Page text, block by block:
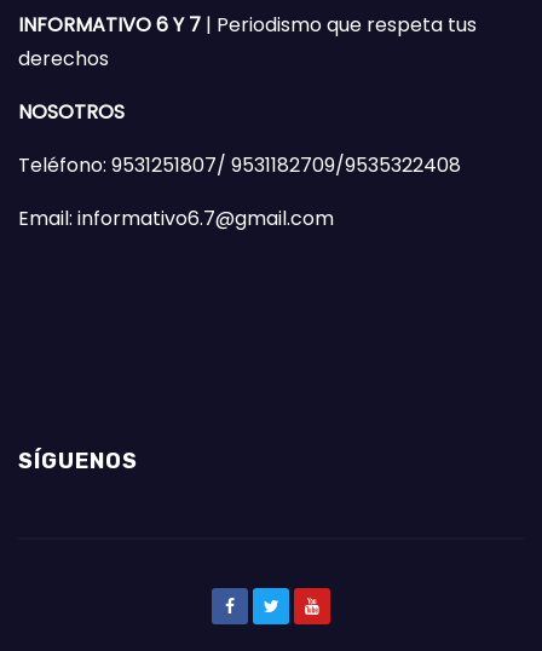
INFORMATIVO 6 Y 7 | Periodismo que respeta tus
derechos
NOSOTROS
Teléfono: 9531251807/ 9531182709/9535322408
Email: informativo6.7@gmail.com
SÍGUENOS